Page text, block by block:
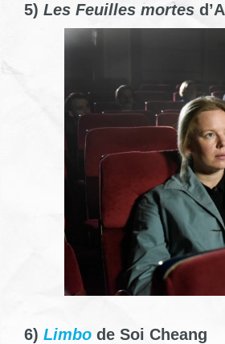
5) Les Feuilles mortes
6) Limbo de Soi Cheang